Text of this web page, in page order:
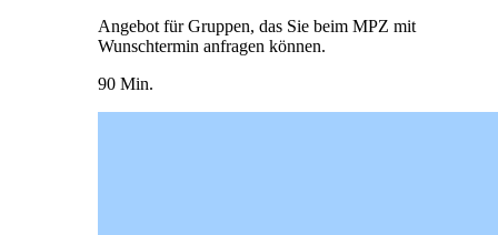
Angebot für Gruppen, das Sie beim MPZ mit
Wunschtermin anfragen können.
90 Min.